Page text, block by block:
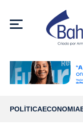
MENU
POLÍTICAECONOMIA